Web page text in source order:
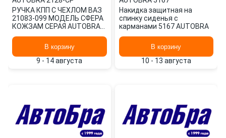
РУЧКА КПП С ЧЕХЛОМ ВАЗ
21083-099 МОДЕЛЬ СФЕРА
КОЖЗАМ СЕРАЯ AUTOBRA
В корзину
9 - 14 августа
Накидка защитная на
спинку сиденья с
карманами 5167 AUTOBRA
В корзину
10 - 13 августа